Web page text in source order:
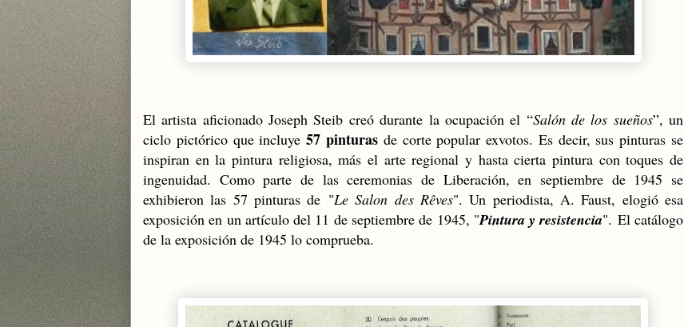
El artista aficionado Joseph Steib creó durante la ocupación el “Salón de los sueños”, un
ciclo pictórico que incluye57 pinturasde corte popular exvotos. Es decir, sus pinturas se
inspiran en la pintura religiosa, más el arte regional y hasta cierta pintura con toques de
ingenuidad. Como parte de las ceremonias de Liberación, en septiembre de 1945 se
exhibieron las 57 pinturas de "Le Salon des Rêves". Un periodista, A. Faust, elogió esa
exposición en un artículo del 11 de septiembre de 1945, "Pintura y resistencia". El catálogo
de la exposición de 1945 lo comprueba.